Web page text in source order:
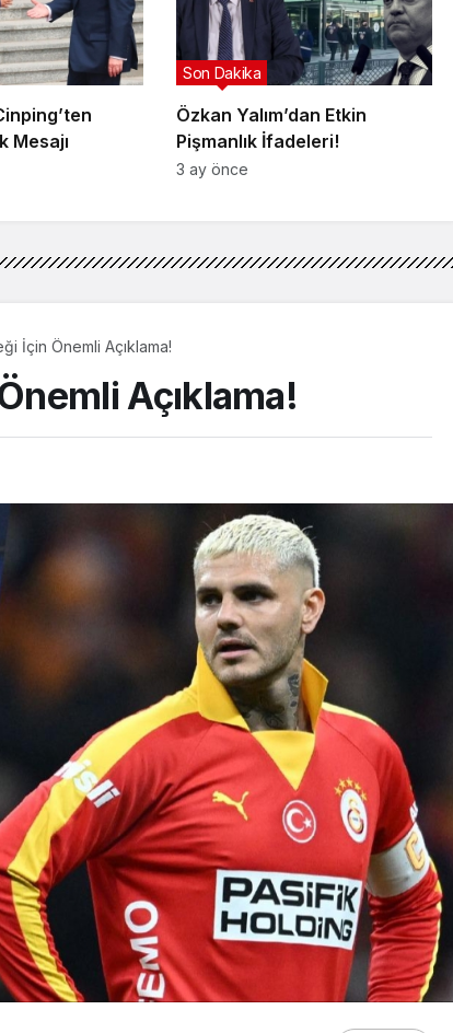
Mesajı
Özkan Yalım’dan Etkin
Pişmanlık İfadeleri!
Son Dakika
3 ay önce
İçin Önemli Açıklama!
Açıklama!